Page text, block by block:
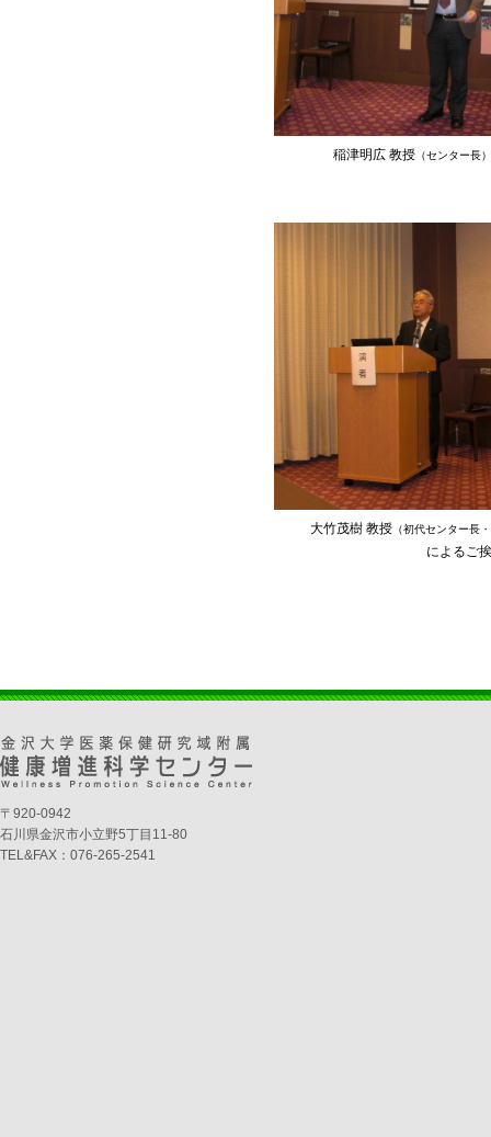
稲津明広 教授 （センター長
大竹茂樹 教授 （初代センター長・
によるご
〒920-0942
石川県金沢市小立野5丁目11-80
TEL&FAX：076-265-2541